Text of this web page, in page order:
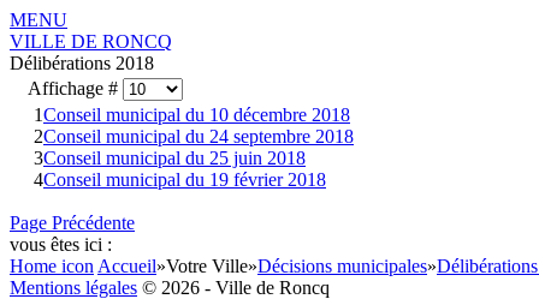
MENU
VILLE DE RONCQ
Délibérations 2018
Affichage #
1Conseil municipal du 10 décembre 2018
2Conseil municipal du 24 septembre 2018
3Conseil municipal du 25 juin 2018
4Conseil municipal du 19 février 2018
Page Précédente
vous êtes ici :
Home icon Accueil»Votre Ville»Décisions municipales»
Mentions légales © 2026 - Ville de Roncq